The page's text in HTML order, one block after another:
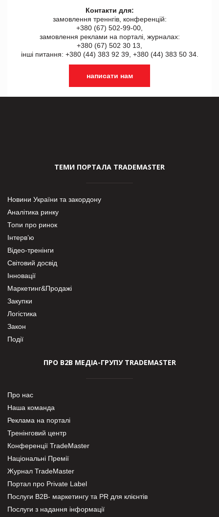
Контакти для:
замовлення треннгів, конференцій:
+380 (67) 502-99-00,
замовлення реклами на порталі, журналах:
+380 (67) 502 30 13,
інші питання: +380 (44) 383 92 39, +380 (44) 383 50 34.
написати нам
ТЕМИ ПОРТАЛА TRADEMASTER
Новини України та закордону
Аналітика ринку
Топи про ринок
Інтерв’ю
Відео-тренінги
Світовий досвід
Інновації
Маркетинг&Продажі
Закупки
Логістика
Закон
Події
ПРО В2В МЕДІА-ГРУПУ TRADEMASTER
Про нас
Наша команда
Реклама на порталі
Тренінговий центр
Конференції TradeMaster
Національні Премії
Журнал TradeMaster
Портал про Private Label
Послуги В2В- маркетингу та PR для клієнтів
Послуги з надання інформації